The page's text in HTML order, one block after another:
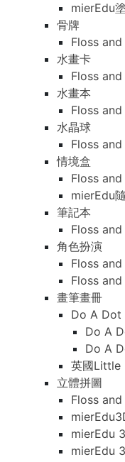
mierEdu
骨牌
Floss
水畫卡
Floss
水畫本
Floss
水晶球
Floss
情境盒
Floss
mierEdu
筆記本
Floss
角色扮演
Floss
Floss
畫筆畫冊
Do A Dot
Do A
Do A
英國Little
立體拼圖
Floss
mierEdu
mierEdu